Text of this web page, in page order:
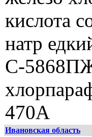
кислота
натр
С-
470А
Ивановская область